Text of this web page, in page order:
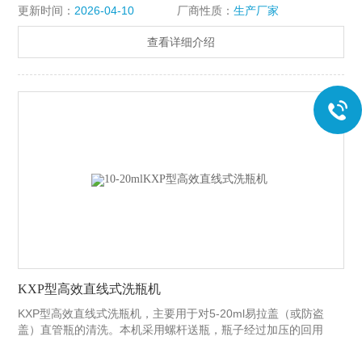
式洗瓶机价格结构简单，动作可靠，符合GMP要求，是制药企业
和保健品生产厂家的理想设备。
更新时间： 2026-04-10 厂商性质： 生产厂家
查看详细介绍
KXP型高效直线式洗瓶机
KXP型高效直线式洗瓶机，主要用于对5-20ml易拉盖（或防盗
盖）直管瓶的清洗。本机采用螺杆送瓶，瓶子经过加压的回用